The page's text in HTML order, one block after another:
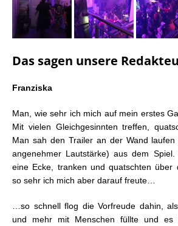
Das sagen unsere
Franziska
Man, wie sehr ich mich auf mein erstes
Mit vielen Gleichgesinnten treffen,
Man sah den Trailer an der Wand
angenehmer Lautstärke) aus dem
eine Ecke, tranken und quatschten über
so sehr ich mich aber darauf freute…
…so schnell flog die Vorfreude dahin,
und mehr mit Menschen füllte und es